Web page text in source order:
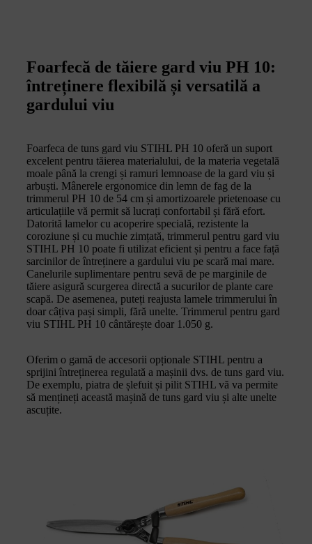
Foarfecă de tăiere gard viu PH 10:
întreținere flexibilă și versatilă a
gardului viu
Foarfeca de tuns gard viu STIHL PH 10 oferă un suport
excelent pentru tăierea materialului, de la materia vegetală
moale până la crengi și ramuri lemnoase de la gard viu și
arbuști. Mânerele ergonomice din lemn de fag de la
trimmerul PH 10 de 54 cm și amortizoarele prietenoase cu
articulațiile vă permit să lucrați confortabil și fără efort.
Datorită lamelor cu acoperire specială, rezistente la
coroziune și cu muchie zimțată, trimmerul pentru gard viu
STIHL PH 10 poate fi utilizat eficient și pentru a face față
sarcinilor de întreținere a gardului viu pe scară mai mare.
Canelurile suplimentare pentru sevă de pe marginile de
tăiere asigură scurgerea directă a sucurilor de plante care
scapă. De asemenea, puteți reajusta lamele trimmerului în
doar câțiva pași simpli, fără unelte. Trimmerul pentru gard
viu STIHL PH 10 cântărește doar 1.050 g.
Oferim o gamă de accesorii opționale STIHL pentru a
sprijini întreținerea regulată a mașinii dvs. de tuns gard viu.
De exemplu, piatra de șlefuit și pilit STIHL vă va permite
să mențineți această mașină de tuns gard viu și alte unelte
ascuțite.